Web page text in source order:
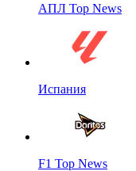
АПЛ Top News
Испания
F1 Top News